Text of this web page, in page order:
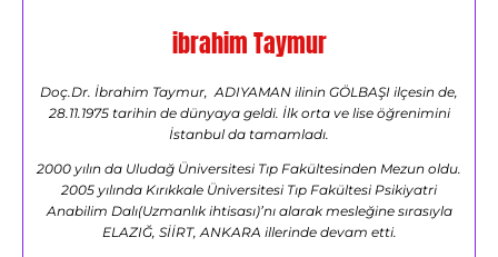
ibrahim Taymur
Doç.Dr. İbrahim Taymur, ADIYAMAN ilinin GÖLBAŞI ilçesin de,
28.11.1975 tarihin de dünyaya geldi. İlk orta ve lise öğrenimini
İstanbul da tamamladı.
2000 yılın da Uludağ Üniversitesi Tıp Fakültesinden Mezun oldu.
2005 yılında Kırıkkale Üniversitesi Tıp Fakültesi Psikiyatri
Anabilim Dalı(Uzmanlık ihtisası)’nı alarak mesleğine sırasıyla
ELAZIĞ, SİİRT, ANKARA illerinde devam etti.